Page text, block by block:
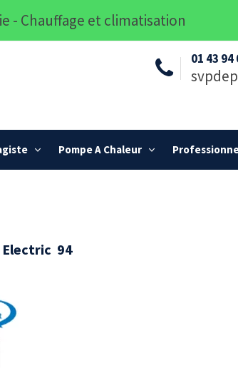
- Chauffage et climatisation
01 43 94
Pompe A Chaleur
Electric 94